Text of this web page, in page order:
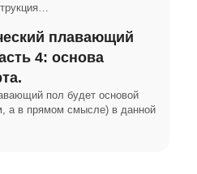
плавающий
4: основа
пол будет основой
а в прямом смысле) в данной